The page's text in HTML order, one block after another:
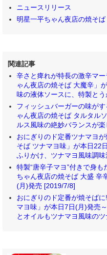
ニュースリリース
明星一平ちゃん夜店の焼そ
関連記事
辛さと痺れが特長の激辛マ
ゃん夜店の焼そば 大魔辛」
味の液体ソースに、特製と
フィッシュバーガーの味が
ゃん夜店の焼そば タルタル
ルス風味の絶妙バランスが
おにぎりのド定番ツナマヨ
そば ツナマヨ味」が本日22
ふりかけ、ツナマヨ風味調
特製“唐辛子マヨ”付きで身
ちゃん夜店の焼そば 大盛 辛
(月)発売 [2019/7/8]
おにぎりのド定番が焼そば
マヨ味」が本日7日(月)発売
とオイルもツナマヨ風味の